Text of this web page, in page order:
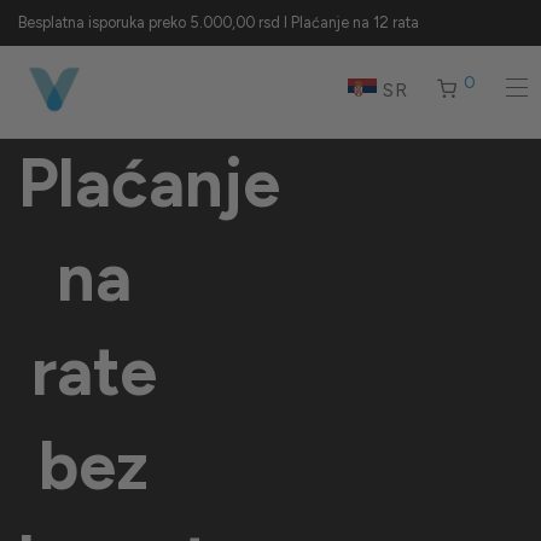
Besplatna isporuka preko 5.000,00 rsd I Plaćanje na 12 rata
SR 0
Plaćanje
na
rate
bez